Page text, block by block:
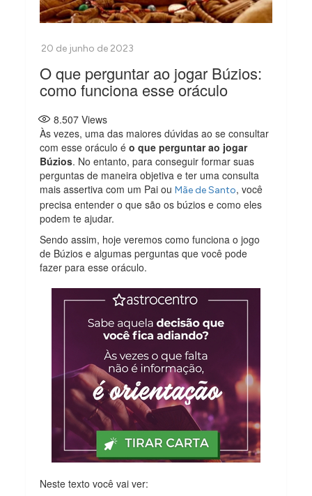
O que perguntar ao jogar Búzios:
como funciona esse oráculo
8.507 Views
Às vezes, uma das maiores dúvidas ao se consultar
com esse oráculo éo que perguntar ao jogar
Búzios. No entanto, para conseguir formar suas
perguntas de maneira objetiva e ter uma consulta
mais assertiva com um Pai ouMãe de Santo, você
precisa entender o que são os búzios e como eles
podem te ajudar.
Sendo assim, hoje veremos como funciona o jogo
de Búzios e algumas perguntas que você pode
fazer para esse oráculo.
Neste texto você vai ver: